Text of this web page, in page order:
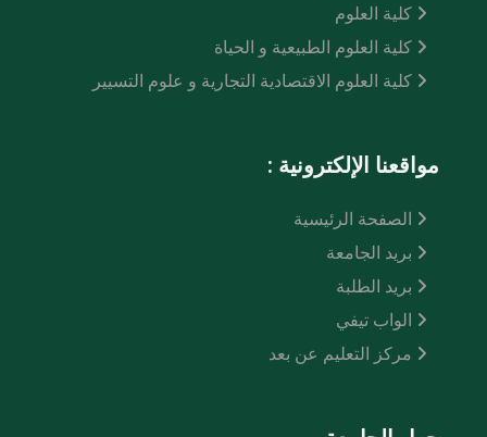
كلية العلوم
كلية العلوم الطبيعية و الحياة
كلية العلوم الاقتصادية التجارية و علوم التسيير
مواقعنا الإلكترونية :
الصفحة الرئيسية
بريد الجامعة
بريد الطلبة
الواب تيفي
مركز التعليم عن بعد